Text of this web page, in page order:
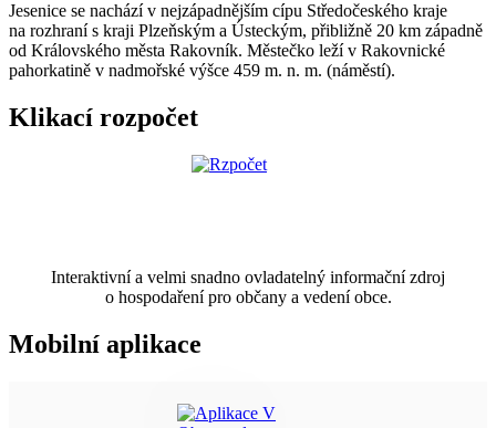
Jesenice se nachází v nejzápadnějším cípu Středočeského kraje
na rozhraní s kraji Plzeňským a Ústeckým, přibližně 20 km západně
od Královského města Rakovník. Městečko leží v Rakovnické
pahorkatině v nadmořské výšce 459 m. n. m. (náměstí).
Klikací rozpočet
Interaktivní a velmi snadno ovladatelný informační zdroj
o hospodaření pro občany a vedení obce.
Mobilní aplikace